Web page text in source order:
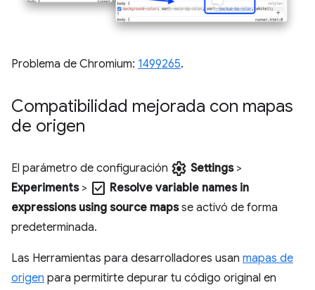
Problema de Chromium: 1499265.
Compatibilidad mejorada con mapas
de origen
El parámetro de configuración settings Settings>
Experiments> check_box Resolve variable names in
expressions using source mapsse activó de forma
predeterminada.
Las Herramientas para desarrolladores usan mapas de
origen para permitirte depurar tu código original en